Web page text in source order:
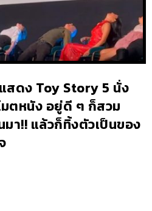
สดง Toy Story 5 นั่ง
ตหนัง อยู่ดี ๆ ก็สวม
า!! แล้วก็ทิ้งตัวเป็นของ